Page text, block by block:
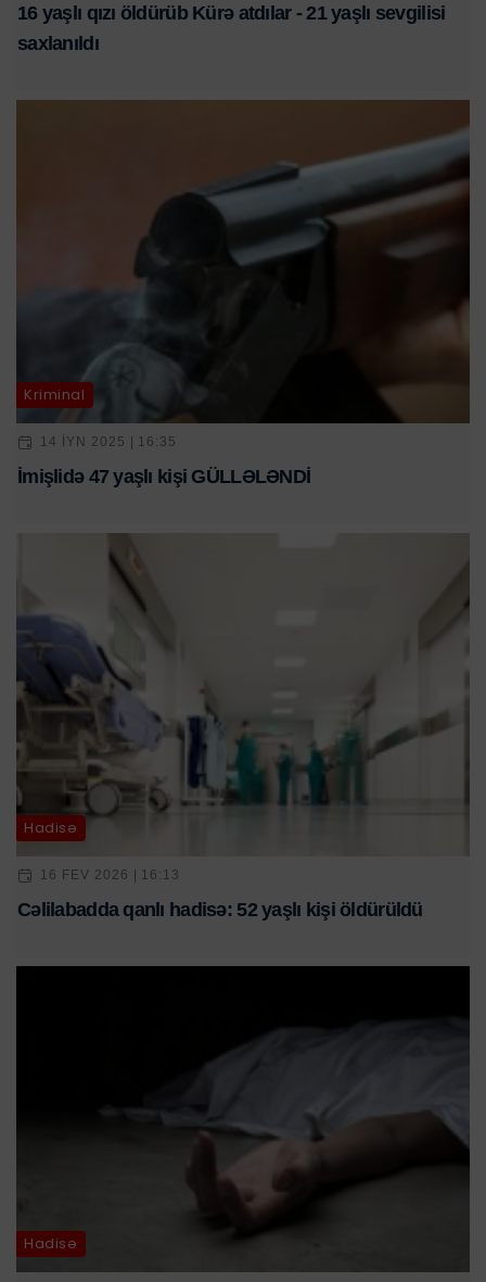
16 yaşlı qızı öldürüb Kürə atdılar - 21 yaşlı sevgilisi
saxlanıldı
Kriminal
14 IYN 2025 | 16:35
İmişlidə 47 yaşlı kişi GÜLLƏLƏNDİ
Hadisə
16 FEV 2026 | 16:13
Cəlilabadda qanlı hadisə: 52 yaşlı kişi öldürüldü
Hadisə